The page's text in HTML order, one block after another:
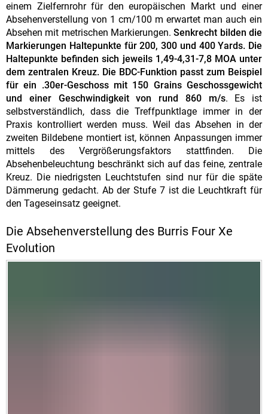
einem Zielfernrohr für den europäischen Markt und einer
Absehenverstellung von 1 cm/100 m erwartet man auch ein
Absehen mit metrischen Markierungen.Senkrecht bilden die
Markierungen Haltepunkte für 200, 300 und 400 Yards. Die
Haltepunkte befinden sich jeweils 1,49-4,31-7,8 MOA unter
dem zentralen Kreuz. Die BDC-Funktion passt zum Beispiel
für ein .30er-Geschoss mit 150 Grains Geschossgewicht
und einer Geschwindigkeit von rund 860 m/s. Es ist
selbstverständlich, dass die Treffpunktlage immer in der
Praxis kontrolliert werden muss. Weil das Absehen in der
zweiten Bildebene montiert ist, können Anpassungen immer
mittels des Vergrößerungsfaktors stattfinden. Die
Absehenbeleuchtung beschränkt sich auf das feine, zentrale
Kreuz. Die niedrigsten Leuchtstufen sind nur für die späte
Dämmerung gedacht. Ab der Stufe 7 ist die Leuchtkraft für
den Tageseinsatz geeignet.
Die Absehenverstellung des Burris Four Xe
Evolution